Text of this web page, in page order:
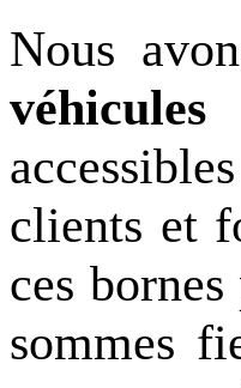
Nous
clients et
ces
sommes